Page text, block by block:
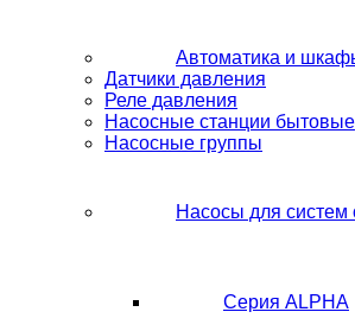
Автоматика и
Датчики давления
Реле давления
Насосные станции бытовые
Насосные группы
Насосы для систем
Серия ALPHA